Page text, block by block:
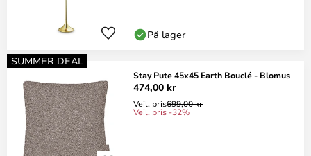
På lager
SUMMER DEAL
Stay Pute 45x45 Earth Bouclé - Blomus
474,00 kr
Veil. pris699,00 kr
Veil. pris -32%